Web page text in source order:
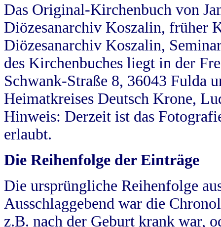
Das Original-Kirchenbuch von
Diözesanarchiv Koszalin, früher
Diözesanarchiv Koszalin,
des Kirchenbuches liegt in der
Schwank-Straße 8, 36043 Fulda
Heimatkreises Deutsch Krone,
Hinweis: Derzeit ist das
erlaubt.
Die Reihenfolge der Einträge
Die ursprüngliche Reihenfolge
Ausschlaggebend war die
z.B. nach der Geburt krank war,